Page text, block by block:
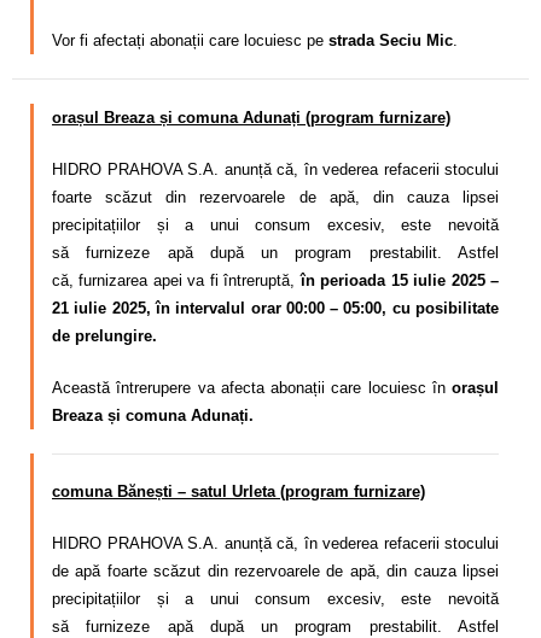
Vor fi afectați abonații care locuiesc pe strada Seciu Mic.
orașul Breaza și comuna Adunați (program furnizare)
HIDRO PRAHOVA S.A. anunță că, în vederea refacerii stocului
foarte scăzut din rezervoarele de apă, din cauza lipsei
precipitațiilor și a unui consum excesiv,este nevoită
săfurnizeze apă după un program prestabilit. Astfel
că,furnizarea apei va fi întreruptă,în perioada 15 iulie 2025 –
21 iulie 2025, în intervalul orar 00:00 – 05:00, cu posibilitate
de prelungire.
Această întrerupere va afecta abonații care locuiesc în orașul
Breaza și comuna Adunați.
comuna Bănești – satul Urleta (program furnizare)
HIDRO PRAHOVA S.A. anunță că, în vederea refacerii stocului
de apă foarte scăzut din rezervoarele de apă, din cauza lipsei
precipitațiilor și a unui consum excesiv,este nevoită
săfurnizeze apă după un program prestabilit. Astfel